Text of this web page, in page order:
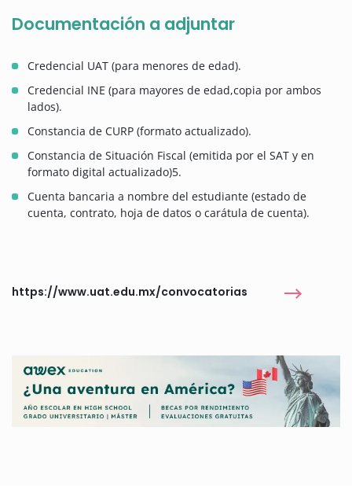
Documentación a adjuntar
Credencial UAT (para menores de edad).
Credencial INE (para mayores de edad,copia por ambos
lados).
Constancia de CURP (formato actualizado).
Constancia de Situación Fiscal (emitida por el SAT y en
formato digital actualizado)5.
Cuenta bancaria a nombre del estudiante (estado de
cuenta, contrato, hoja de datos o carátula de cuenta).
https://www.uat.edu.mx/convocatorias